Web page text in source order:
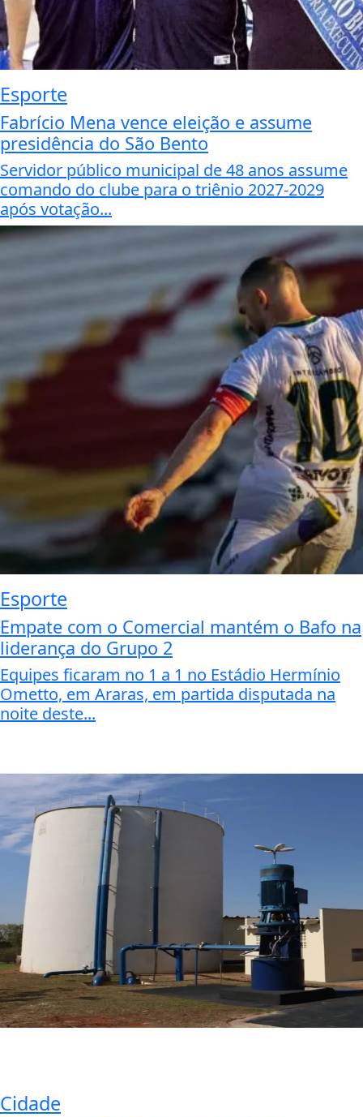
Esporte
Fabrício Mena vence eleição e assume
presidência do São Bento
Servidor público municipal de 48 anos assume
comando do clube para o triênio 2027-2029
após votação...
Esporte
Empate com o Comercial mantém o Bafo na
liderança do Grupo 2
Equipes ficaram no 1 a 1 no Estádio Hermínio
Ometto, em Araras, em partida disputada na
noite deste...
Cidade